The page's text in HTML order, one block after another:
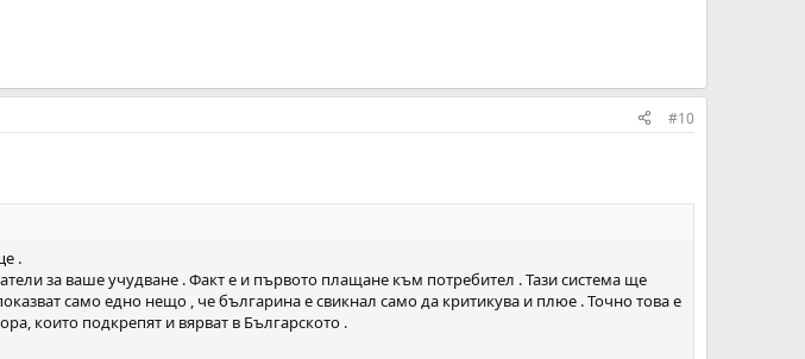
#10
.
за ваше учудване . Факт е и първото плащане към потребител . Тази система ще
само едно нещо , че българина е свикнал само да критикува и плюе . Точно това е
които подкрепят и вярват в Българското .